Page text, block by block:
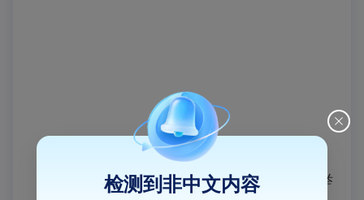
日前，福建江夏慈善基金会定向捐赠仪式举
检测到非中文内容